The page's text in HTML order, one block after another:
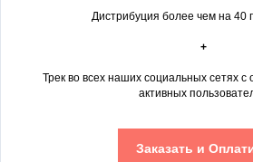
Дистрибуция более чем на 40
+
Трек во всех наших социальных сетях с
активных
Заказать и